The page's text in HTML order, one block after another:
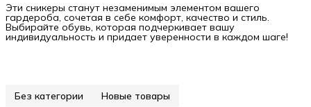
Эти сникеры станут незаменимым элементом вашего
гардероба, сочетая в себе комфорт, качество и стиль.
Выбирайте обувь, которая подчеркивает вашу
индивидуальность и придает уверенности в каждом шаге!
Без категории Новые товары